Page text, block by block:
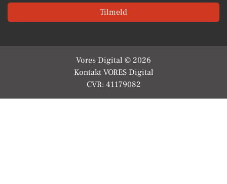
Tilmeld
Vores Digital © 2026
Kontakt VORES Digital
CVR: 41179082